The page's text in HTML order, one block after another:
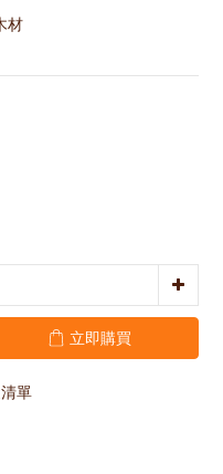
材
立即購買
單